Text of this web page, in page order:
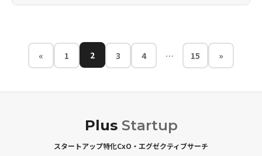
« 1 2 3 4 … 15 »
Plus Startup
スタートアップ特化CxO・エグゼクティブサーチ